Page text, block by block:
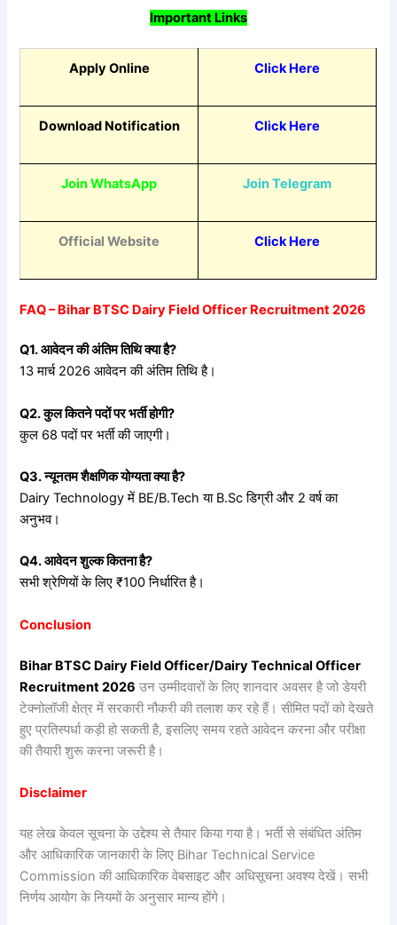
Important Links
Apply Online Click Here
Download Notification Click Here
Join WhatsApp Join Telegram
Official Website Click Here
FAQ – Bihar BTSC Dairy Field Officer Recruitment 2026
Q1.आवेदनकीअंतिमतिथिक्याहै?
13 मार्च 2026 आवेदन की अंतिम तिथि है।
Q2.कुलकितनेपदोंपरभर्तीहोगी?
कुल 68 पदों पर भर्ती की जाएगी।
Q3.न्यूनतमशैक्षणिकयोग्यताक्याहै?
Dairy Technology में BE/B.Tech या B.Sc डिग्री और 2 वर्ष का
अनुभव।
Q4.आवेदनशुल्ककितनाहै?
सभी श्रेणियों के लिए ₹100 निर्धारित है।
Conclusion
Bihar BTSC Dairy Field Officer/Dairy Technical Officer
Recruitment 2026 उन उम्मीदवारों के लिए शानदार अवसर है जो डेयरी
टेक्नोलॉजी क्षेत्र में सरकारी नौकरी की तलाश कर रहे हैं। सीमित पदों को देखते
हुए प्रतिस्पर्धा कड़ी हो सकती है, इसलिए समय रहते आवेदन करना और परीक्षा
की तैयारी शुरू करना जरूरी है।
Disclaimer
यह लेख केवल सूचना के उद्देश्य से तैयार किया गया है। भर्ती से संबंधित अंतिम
और आधिकारिक जानकारी के लिए Bihar Technical Service
Commission की आधिकारिक वेबसाइट और अधिसूचना अवश्य देखें। सभी
निर्णय आयोग के नियमों के अनुसार मान्य होंगे।